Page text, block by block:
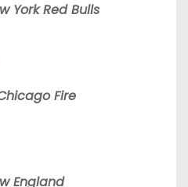
York Red Bulls
Fire
England